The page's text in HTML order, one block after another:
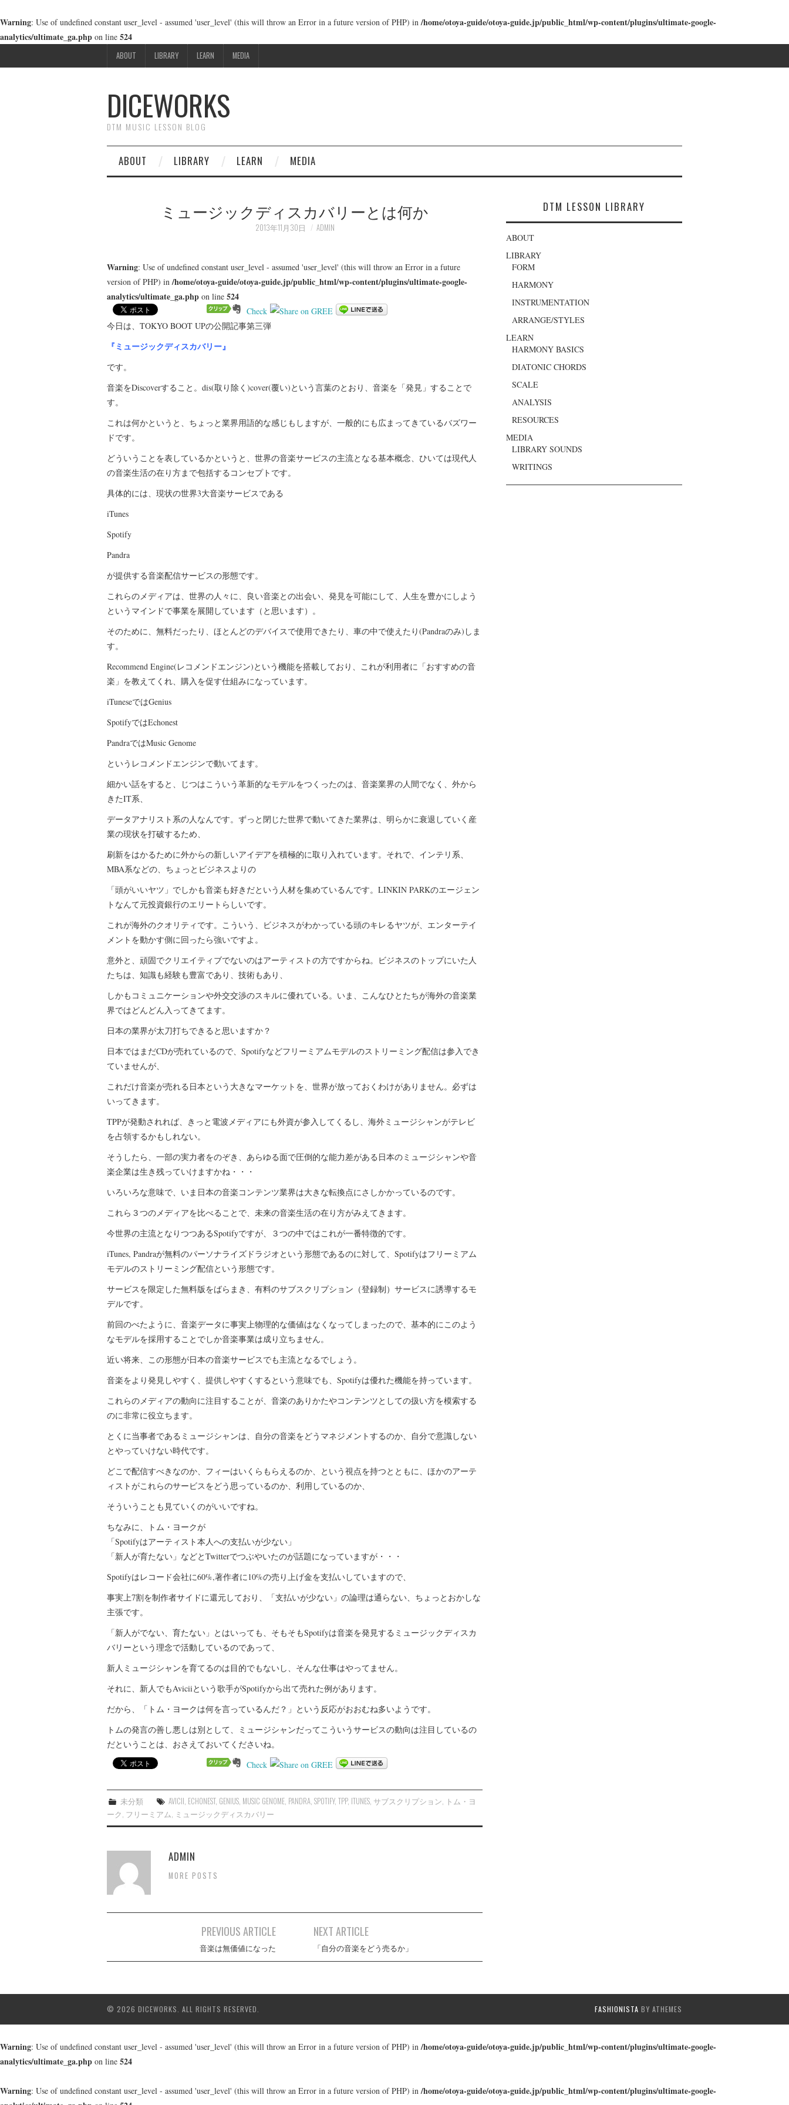
Warning: Use of undefined constant user_level - assumed 'user_level' (this will throw an Error in a future version of PHP) in/home/otoya-guide/otoya-guide.jp/public_html/wp-content/plugins/ultimate-google-
analytics/ultimate_ga.php on line 524
ABOUT LIBRARY LEARN MEDIA
DICEWORKS
DTM MUSIC LESSON BLOG
ABOUT LIBRARY LEARN MEDIA
ミュージックディスカバリーとは何か
2013年11月30日 ADMIN
Warning: Use of undefined constant user_level - assumed 'user_level' (this will throw an Error in a future
version of PHP) in /home/otoya-guide/otoya-guide.jp/public_html/wp-content/plugins/ultimate-google-
analytics/ultimate_ga.php on line 524
Check
今日は、TOKYO BOOT UPの公開記事第三弾
『ミュージックディスカバリー』
です。
音楽をDiscoverすること。dis(取り除く)cover(覆い)という言葉のとおり、音楽を「発見」することで
す。
これは何かというと、ちょっと業界用語的な感じもしますが、一般的にも広まってきているバズワー
ドです。
どういうことを表しているかというと、世界の音楽サービスの主流となる基本概念、ひいては現代人
の音楽生活の在り方まで包括するコンセプトです。
具体的には、現状の世界3大音楽サービスである
iTunes
Spotify
Pandra
が提供する音楽配信サービスの形態です。
これらのメディアは、世界の人々に、良い音楽との出会い、発見を可能にして、人生を豊かにしよう
というマインドで事業を展開しています（と思います）。
そのために、無料だったり、ほとんどのデバイスで使用できたり、車の中で使えたり(Pandraのみ)しま
す。
Recommend Engine(レコメンドエンジン)という機能を搭載しており、これが利用者に「おすすめの音
楽」を教えてくれ、購入を促す仕組みになっています。
iTuneseではGenius
SpotifyではEchonest
PandraではMusic Genome
というレコメンドエンジンで動いてます。
細かい話をすると、じつはこういう革新的なモデルをつくったのは、音楽業界の人間でなく、外から
きたIT系、
データアナリスト系の人なんです。ずっと閉じた世界で動いてきた業界は、明らかに衰退していく産
業の現状を打破するため、
刷新をはかるために外からの新しいアイデアを積極的に取り入れています。それで、インテリ系、
MBA系などの、ちょっとビジネスよりの
「頭がいいヤツ」でしかも音楽も好きだという人材を集めているんです。LINKIN PARKのエージェン
トなんて元投資銀行のエリートらしいです。
これが海外のクオリティです。こういう、ビジネスがわかっている頭のキレるヤツが、エンターテイ
メントを動かす側に回ったら強いですよ。
意外と、頑固でクリエイティブでないのはアーティストの方ですからね。ビジネスのトップにいた人
たちは、知識も経験も豊富であり、技術もあり、
しかもコミュニケーションや外交交渉のスキルに優れている。いま、こんなひとたちが海外の音楽業
界ではどんどん入ってきてます。
日本の業界が太刀打ちできると思いますか？
日本ではまだCDが売れているので、Spotifyなどフリーミアムモデルのストリーミング配信は参入でき
ていませんが、
これだけ音楽が売れる日本という大きなマーケットを、世界が放っておくわけがありません。必ずは
いってきます。
TPPが発動されれば、きっと電波メディアにも外資が参入してくるし、海外ミュージシャンがテレビ
を占領するかもしれない。
そうしたら、一部の実力者をのぞき、あらゆる面で圧倒的な能力差がある日本のミュージシャンや音
楽企業は生き残っていけますかね・・・
いろいろな意味で、いま日本の音楽コンテンツ業界は大きな転換点にさしかかっているのです。
これら３つのメディアを比べることで、未来の音楽生活の在り方がみえてきます。
今世界の主流となりつつあるSpotifyですが、３つの中ではこれが一番特徴的です。
iTunes, Pandraが無料のパーソナライズドラジオという形態であるのに対して、Spotifyはフリーミアム
モデルのストリーミング配信という形態です。
サービスを限定した無料版をばらまき、有料のサブスクリプション（登録制）サービスに誘導するモ
デルです。
前回のべたように、音楽データに事実上物理的な価値はなくなってしまったので、基本的にこのよう
なモデルを採用することでしか音楽事業は成り立ちません。
近い将来、この形態が日本の音楽サービスでも主流となるでしょう。
音楽をより発見しやすく、提供しやすくするという意味でも、Spotifyは優れた機能を持っています。
これらのメディアの動向に注目することが、音楽のありかたやコンテンツとしての扱い方を模索する
のに非常に役立ちます。
とくに当事者であるミュージシャンは、自分の音楽をどうマネジメントするのか、自分で意識しない
とやっていけない時代です。
どこで配信すべきなのか、フィーはいくらもらえるのか、という視点を持つとともに、ほかのアーテ
ィストがこれらのサービスをどう思っているのか、利用しているのか、
そういうことも見ていくのがいいですね。
ちなみに、トム・ヨークが
「Spotifyはアーティスト本人への支払いが少ない」
「新人が育たない」などとTwitterでつぶやいたのが話題になっていますが・・・
Spotifyはレコード会社に60%,著作者に10%の売り上げ金を支払いしていますので、
事実上7割を制作者サイドに還元しており、「支払いが少ない」の論理は通らない、ちょっとおかしな
主張です。
「新人がでない、育たない」とはいっても、そもそもSpotifyは音楽を発見するミュージックディスカ
バリーという理念で活動しているのであって、
新人ミュージシャンを育てるのは目的でもないし、そんな仕事はやってません。
それに、新人でもAviciiという歌手がSpotifyから出て売れた例があります。
だから、「トム・ヨークは何を言っているんだ？」という反応がおおむね多いようです。
トムの発言の善し悪しは別として、ミュージシャンだってこういうサービスの動向は注目しているの
だということは、おさえておいてくださいね。
Check
未分類 AVICII ECHONEST, GENIUS MUSIC GENOME PANDRA ,SPOTIFY,TPP, ITUNES サブスクリプション
トム・ヨ
ーク フリーミアム ミュージックディスカバリー
ADMIN
MORE POSTS
PREVIOUS ARTICLE
音楽は無価値になった
NEXT ARTICLE
「自分の音楽をどう売るか」
DTM LESSON LIBRARY
ABOUT
LIBRARY
FORM
HARMONY
INSTRUMENTATION
ARRANGE/STYLES
LEARN
HARMONY BASICS
DIATONIC CHORDS
SCALE
ANALYSIS
RESOURCES
MEDIA
LIBRARY SOUNDS
WRITINGS
© 2026 DICEWORKS. ALL RIGHTS RESERVED. FASHIONISTA BY ATHEMES
Warning: Use of undefined constant user_level - assumed 'user_level' (this will throw an Error in a future version of PHP) in /home/otoya-guide/otoya-guide.jp/public_html/wp-content/plugins/ultimate-google-
analytics/ultimate_ga.php on line 524
Warning: Use of undefined constant user_level - assumed 'user_level' (this will throw an Error in a future version of PHP) in /home/otoya-guide/otoya-guide.jp/public_html/wp-content/plugins/ultimate-google-